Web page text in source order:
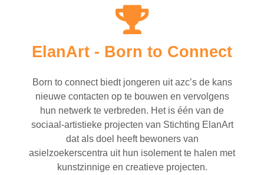
ElanArt - Born to Connect
Born to connect biedt jongeren uit azc’s de kans
nieuwe contacten op te bouwen en vervolgens
hun netwerk te verbreden. Het is één van de
sociaal-artistieke projecten van Stichting ElanArt
dat als doel heeft bewoners van
asielzoekerscentra uit hun isolement te halen met
kunstzinnige en creatieve projecten.